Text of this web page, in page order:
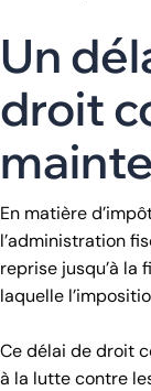
Un
droit
En matière
l’administration
reprise jusqu’à la
laquelle
Ce délai de droit
à la lutte contre